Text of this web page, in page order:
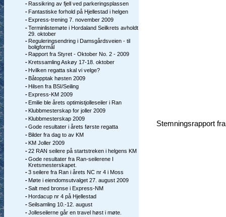
-Rassikring av fjell ved parkeringsplassen
-Fantastiske forhold på Hjellestad i helgen
-Express-trening 7. november 2009
-Terminlistemøte i Hordaland Seilkrets avholdt
29. oktober
-Reguleringsendring i Damsgårdsveien - til
boligformål
-Rapport fra Styret - Oktober No. 2 - 2009
-Kretssamling Askøy 17-18. oktober
-Hvilken regatta skal vi velge?
-Båtopptak høsten 2009
-Hilsen fra BSI/Seiling
-Express-KM 2009
-Emilie ble årets optimistjolleseiler i Ran
-Klubbmesterskap for joller 2009
-Klubbmesterskap 2009
-Gode resultater i årets første regatta
-Bilder fra dag to av KM
-KM Joller 2009
-22 RAN seilere på startstreken i helgens KM
-Gode resultater fra Ran-seilerene I
Kretsmesterskapet.
-3 seilere fra Ran i årets NC nr 4 i Moss
-Møte i eiendomsutvalget 27. august 2009
-Salt med bronse i Express-NM
-Hordacup nr 4 på Hjellestad
-Seilsamling 10.-12. august
-Jolleseilerne går en travel høst i møte.
Stemningsrapport